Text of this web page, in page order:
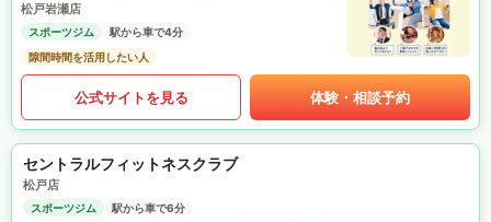
松戸岩瀬店
スポーツジム
駅から車で4分
隙間時間を活用したい人
公式サイトを見る 体験・相談予約
セントラルフィットネスクラブ
松戸店
スポーツジム
駅から車で6分